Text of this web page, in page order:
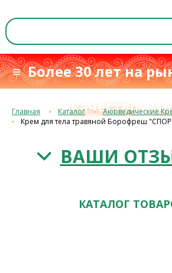
≡ Более 30 лет на
качествос 1993
Главная Каталог
Аюрведические
Крем для тела травяной Борофреш
ВАШИ
КАТАЛОГ